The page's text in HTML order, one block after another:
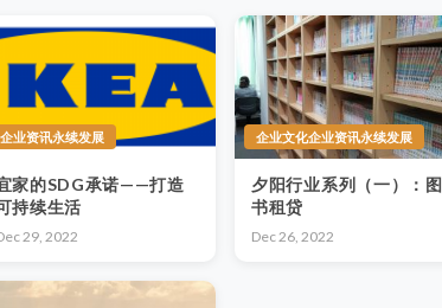
企业资讯永续发展
家的SDG承诺——打造
持续生活
29, 2022
企业文化企业资讯永续发展
夕阳行业系列（一）：图
书租贷
Dec 26, 2022